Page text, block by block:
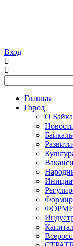
Вход
Главная
Город
О